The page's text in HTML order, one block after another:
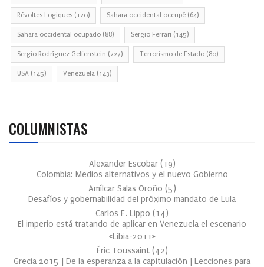
Révoltes Logiques (120) Sahara occidental occupé (64)
Sahara occidental ocupado (88) Sergio Ferrari (145)
Sergio Rodríguez Gelfenstein (227) Terrorismo de Estado (80)
USA (145) Venezuela (143)
COLUMNISTAS
Alexander Escobar (19)
Colombia: Medios alternativos y el nuevo Gobierno
Amílcar Salas Oroño (5)
Desafíos y gobernabilidad del próximo mandato de Lula
Carlos E. Lippo (14)
El imperio está tratando de aplicar en Venezuela el escenario
«Libia-2011»
Éric Toussaint (42)
Grecia 2015 | De la esperanza a la capitulación | Lecciones para